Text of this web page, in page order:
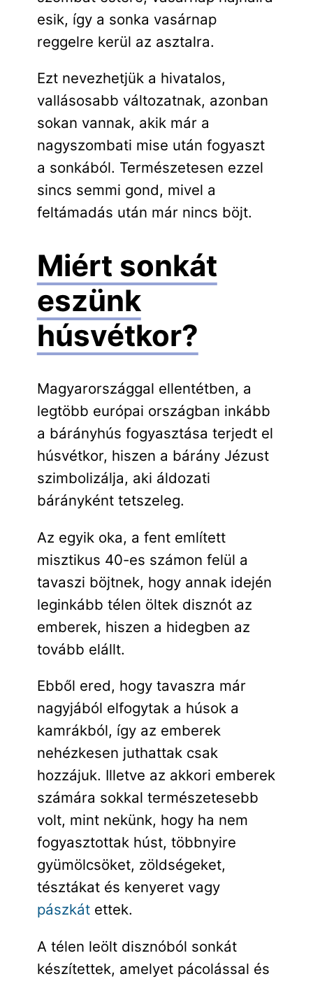
esik, így a sonka vasárnap
reggelre kerül az asztalra.
Ezt nevezhetjük a hivatalos,
vallásosabb változatnak, azonban
sokan vannak, akik már a
nagyszombati mise után fogyaszt
a sonkából. Természetesen ezzel
sincs semmi gond, mivel a
feltámadás után már nincs böjt.
Miért sonkát
eszünk
húsvétkor?
Magyarországgal ellentétben, a
legtöbb európai országban inkább
a bárányhús fogyasztása terjedt el
húsvétkor, hiszen a bárány Jézust
szimbolizálja, aki áldozati
bárányként tetszeleg.
Az egyik oka, a fent említett
misztikus 40-es számon felül a
tavaszi böjtnek, hogy annak idején
leginkább télen öltek disznót az
emberek, hiszen a hidegben az
tovább elállt.
Ebből ered, hogy tavaszra már
nagyjából elfogytak a húsok a
kamrákból, így az emberek
nehézkesen juthattak csak
hozzájuk. Illetve az akkori emberek
számára sokkal természetesebb
volt, mint nekünk, hogy ha nem
fogyasztottak húst, többnyire
gyümölcsöket, zöldségeket,
tésztákat és kenyeret vagy
pászkátettek.
A télen leölt disznóból sonkát
készítettek, amelyet pácolással és